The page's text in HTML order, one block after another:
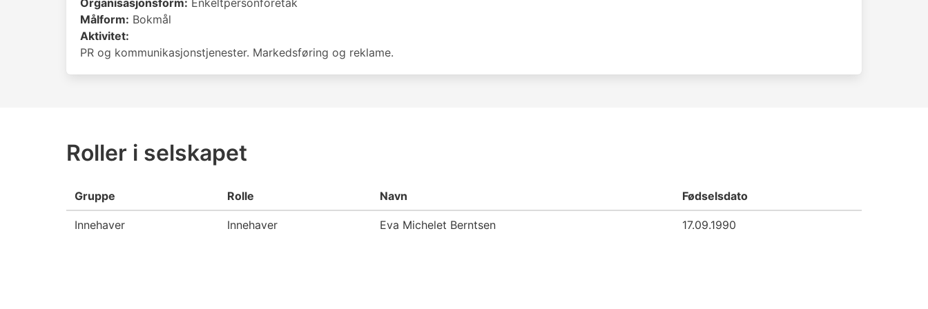
Organisasjonsform: Enkeltpersonforetak
Målform: Bokmål
Aktivitet:
PR og kommunikasjonstjenester. Markedsføring og reklame.
Roller i selskapet
Gruppe Rolle Navn Fødselsdato
Innehaver Innehaver Eva Michelet Berntsen 17.09.1990